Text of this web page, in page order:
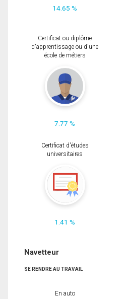
14.65 %
Certificat ou diplôme
d'apprentissage ou d'une
école de métiers
7.77 %
Certificat d'études
universitaires
1.41 %
Navetteur
SE RENDRE AU TRAVAIL
En auto